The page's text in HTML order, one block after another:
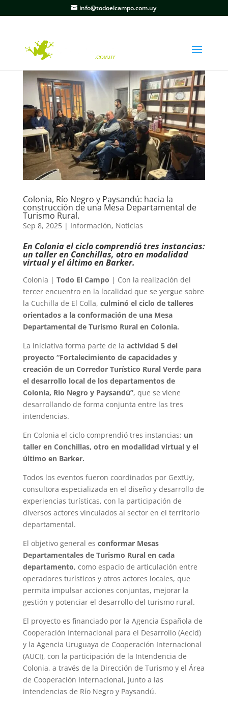
info@todoelcampo.com.uy
Colonia, Río Negro y Paysandú: hacia la
construcción de una Mesa Departamental de
Turismo Rural.
Sep 8, 2025| Información, Noticias
En Colonia el ciclo comprendió tres instancias:
un taller en Conchillas, otro en modalidad
virtual y el último en Barker.
Colonia | Todo El Campo | Con la realización del
tercer encuentro en la localidad que se yergue sobre
la Cuchilla de El Colla, culminó el ciclo de talleres
orientados a la conformación de una Mesa
Departamental de Turismo Rural en Colonia.
La iniciativa forma parte de la actividad 5 del
proyecto “Fortalecimiento de capacidades y
creación de un Corredor Turístico Rural Verde para
el desarrollo local de los departamentos de
Colonia, Río Negro y Paysandú”, que se viene
desarrollando de forma conjunta entre las tres
intendencias.
En Colonia el ciclo comprendió tres instancias: un
taller en Conchillas, otro en modalidad virtual y el
último en Barker.
Todos los eventos fueron coordinados por GextUy,
consultora especializada en el diseño y desarrollo de
experiencias turísticas, con la participación de
diversos actores vinculados al sector en el territorio
departamental.
El objetivo general es conformar Mesas
Departamentales de Turismo Rural en cada
departamento, como espacio de articulación entre
operadores turísticos y otros actores locales, que
permita impulsar acciones conjuntas, mejorar la
gestión y potenciar el desarrollo del turismo rural.
El proyecto es financiado por la Agencia Española de
Cooperación Internacional para el Desarrollo (Aecid)
y la Agencia Uruguaya de Cooperación Internacional
(AUCI), con la participación de la Intendencia de
Colonia, a través de la Dirección de Turismo y el Área
de Cooperación Internacional, junto a las
intendencias de Río Negro y Paysandú.